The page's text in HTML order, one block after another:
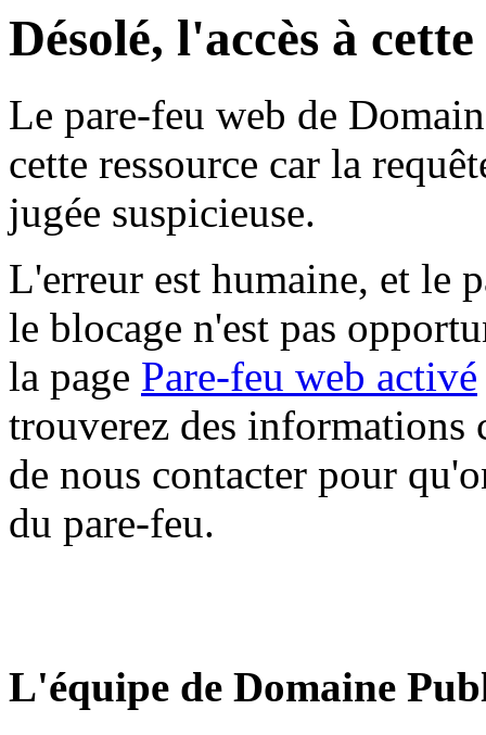
Désolé, l'accès à
Le pare-feu web de
cette ressource car la
jugée suspicieuse.
L'erreur est humaine, et le
le blocage n'est pas
la page Pare-feu web activé
trouverez des informations
de nous contacter pour
du pare-feu.
L'équipe de Domaine